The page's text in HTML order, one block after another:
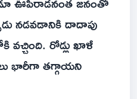
నడవడానికి దాదాపు
వచ్చింది. రోడ్లు ఖాళీ
భారీగా తగ్గాయని